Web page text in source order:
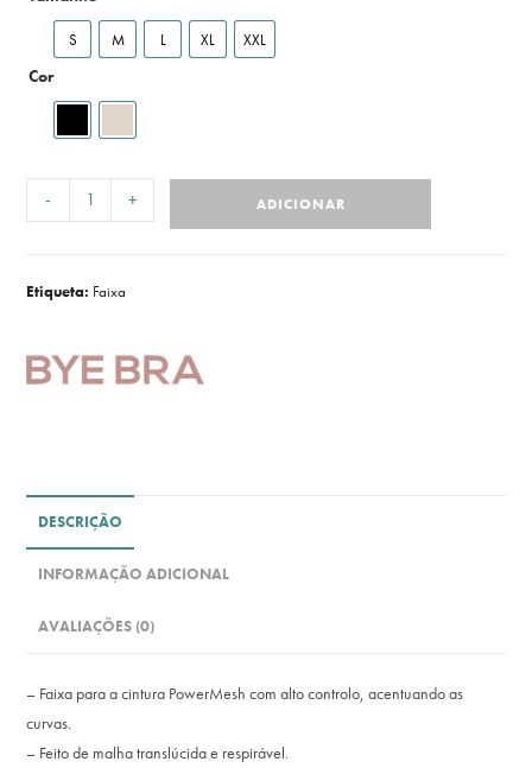
S M L XL XXL
Cor
- + ADICIONAR
Etiqueta: Faixa
DESCRIÇÃO
INFORMAÇÃO ADICIONAL
AVALIAÇÕES (0)
– Faixa para a cintura PowerMesh com alto controlo, acentuando as
curvas.
– Feito de malha translúcida e respirável.